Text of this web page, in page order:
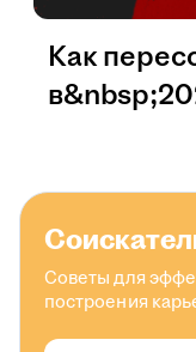
Как
Советы для
построения